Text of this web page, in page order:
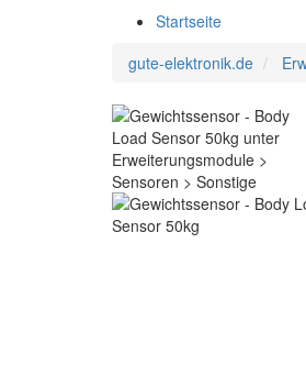
Startseite
gute-elektronik.de